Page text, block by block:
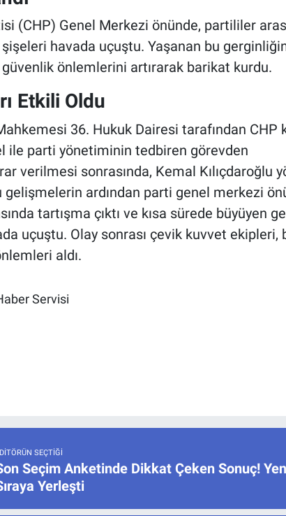
(CHP) Genel Merkezi önünde, partililer
şişeleri havada uçuştu. Yaşanan bu
önlemlerini artırarak barikat kurdu.
Etkili Oldu
36. Hukuk Dairesi tarafından CHP
ile parti yönetiminin tedbiren görevden
verilmesi sonrasında, Kemal Kılıçdaroğlu
gelişmelerin ardından parti genel merkezi
tartışma çıktı ve kısa sürede büyüyen
uçuştu. Olay sonrası çevik kuvvet ekipleri,
aldı.
Servisi
SEÇTIĞI
Seçim Anketinde Dikkat Çeken Sonuç!
Yerleşti